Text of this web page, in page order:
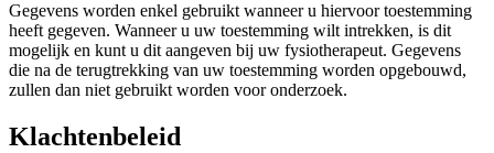
Gegevens worden enkel gebruikt wanneer u hiervoor toestemming
heeft gegeven. Wanneer u uw toestemming wilt intrekken, is dit
mogelijk en kunt u dit aangeven bij uw fysiotherapeut. Gegevens
die na de terugtrekking van uw toestemming worden opgebouwd,
zullen dan niet gebruikt worden voor onderzoek.
Klachtenbeleid